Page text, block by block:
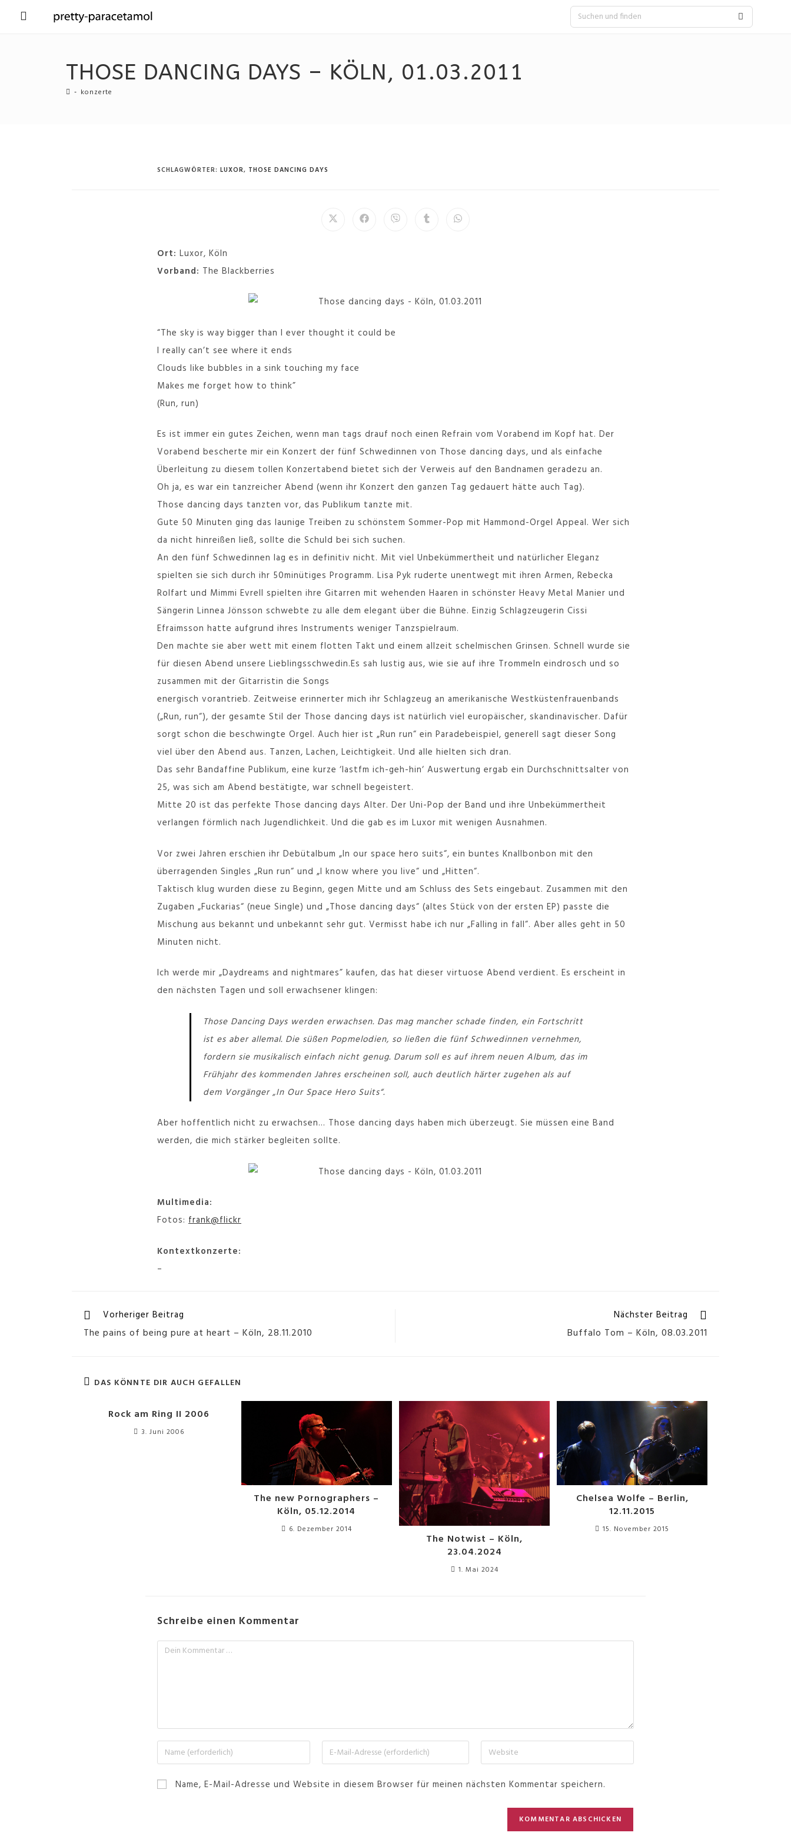
THOSE DANCING DAYS – KÖLN, 01.03.2011
- konzerte
SCHLAGWÖRTER: LUXOR, THOSE DANCING DAYS
Ort: Luxor, Köln
Vorband: The Blackberries
“The sky is way bigger than I ever thought it could be
I really can’t see where it ends
Clouds like bubbles in a sink touching my face
Makes me forget how to think”
(Run, run)
Es ist immer ein gutes Zeichen, wenn man tags drauf noch einen Refrain vom Vorabend im Kopf hat. Der
Vorabend bescherte mir ein Konzert der fünf Schwedinnen von Those dancing days, und als einfache
Überleitung zu diesem tollen Konzertabend bietet sich der Verweis auf den Bandnamen geradezu an.
Oh ja, es war ein tanzreicher Abend (wenn ihr Konzert den ganzen Tag gedauert hätte auch Tag).
Those dancing days tanzten vor, das Publikum tanzte mit.
Gute 50 Minuten ging das launige Treiben zu schönstem Sommer-Pop mit Hammond-Orgel Appeal. Wer sich
da nicht hinreißen ließ, sollte die Schuld bei sich suchen.
An den fünf Schwedinnen lag es in definitiv nicht. Mit viel Unbekümmertheit und natürlicher Eleganz
spielten sie sich durch ihr 50minütiges Programm. Lisa Pyk ruderte unentwegt mit ihren Armen, Rebecka
Rolfart und Mimmi Evrell spielten ihre Gitarren mit wehenden Haaren in schönster Heavy Metal Manier und
Sängerin Linnea Jönsson schwebte zu alle dem elegant über die Bühne. Einzig Schlagzeugerin Cissi
Efraimsson hatte aufgrund ihres Instruments weniger Tanzspielraum.
Den machte sie aber wett mit einem flotten Takt und einem allzeit schelmischen Grinsen. Schnell wurde sie
für diesen Abend unsere Lieblingsschwedin.Es sah lustig aus, wie sie auf ihre Trommeln eindrosch und so
zusammen mit der Gitarristin die Songs
energisch vorantrieb. Zeitweise erinnerter mich ihr Schlagzeug an amerikanische Westküstenfrauenbands
(„Run, run“), der gesamte Stil der Those dancing days ist natürlich viel europäischer, skandinavischer. Dafür
sorgt schon die beschwingte Orgel. Auch hier ist „Run run“ ein Paradebeispiel, generell sagt dieser Song
viel über den Abend aus. Tanzen, Lachen, Leichtigkeit. Und alle hielten sich dran.
Das sehr Bandaffine Publikum, eine kurze ‘lastfm ich-geh-hin‘ Auswertung ergab ein Durchschnittsalter von
25, was sich am Abend bestätigte, war schnell begeistert.
Mitte 20 ist das perfekte Those dancing days Alter. Der Uni-Pop der Band und ihre Unbekümmertheit
verlangen förmlich nach Jugendlichkeit. Und die gab es im Luxor mit wenigen Ausnahmen.
Vor zwei Jahren erschien ihr Debütalbum „In our space hero suits“, ein buntes Knallbonbon mit den
überragenden Singles „Run run“ und „I know where you live“ und „Hitten“.
Taktisch klug wurden diese zu Beginn, gegen Mitte und am Schluss des Sets eingebaut. Zusammen mit den
Zugaben „Fuckarias“ (neue Single) und „Those dancing days“ (altes Stück von der ersten EP) passte die
Mischung aus bekannt und unbekannt sehr gut. Vermisst habe ich nur „Falling in fall“. Aber alles geht in 50
Minuten nicht.
Ich werde mir „Daydreams and nightmares” kaufen, das hat dieser virtuose Abend verdient. Es erscheint in
den nächsten Tagen und soll erwachsener klingen:
Those Dancing Days werden erwachsen. Das mag mancher schade finden, ein Fortschritt
ist es aber allemal. Die süßen Popmelodien, so ließen die fünf Schwedinnen vernehmen,
fordern sie musikalisch einfach nicht genug. Darum soll es auf ihrem neuen Album, das im
Frühjahr des kommenden Jahres erscheinen soll, auch deutlich härter zugehen als auf
dem Vorgänger „In Our Space Hero Suits“.
Aber hoffentlich nicht zu erwachsen… Those dancing days haben mich überzeugt. Sie müssen eine Band
werden, die mich stärker begleiten sollte.
Multimedia:
Fotos: frank@flickr
Kontextkonzerte:
–
Vorheriger Beitrag
The pains of being pure at heart – Köln, 28.11.2010
Nächster Beitrag
Buffalo Tom – Köln, 08.03.2011
DAS KÖNNTE DIR AUCH GEFALLEN
Rock am Ring II 2006
3. Juni 2006
The new Pornographers –
Köln, 05.12.2014
6. Dezember 2014
The Notwist – Köln,
23.04.2024
1. Mai 2024
Chelsea Wolfe – Berlin,
12.11.2015
15. November 2015
Schreibe einen Kommentar
Name, E-Mail-Adresse und Website in diesem Browser für meinen nächsten Kommentar speichern.